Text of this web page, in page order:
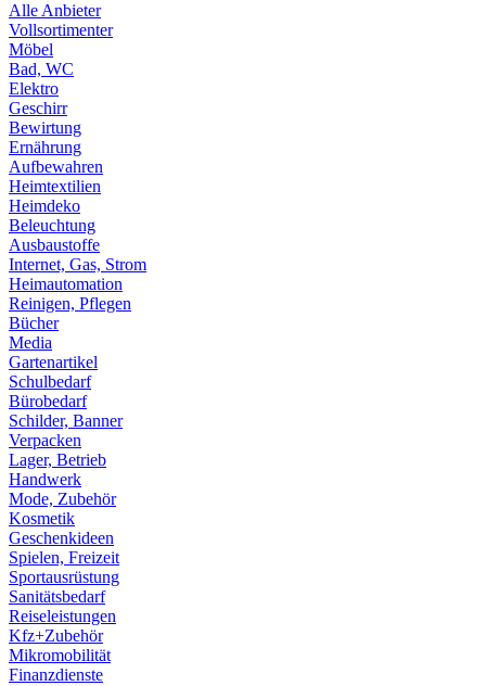
Alle Anbieter
Vollsortimenter
Möbel
Bad, WC
Elektro
Geschirr
Bewirtung
Ernährung
Aufbewahren
Heimtextilien
Heimdeko
Beleuchtung
Ausbaustoffe
Internet, Gas, Strom
Heimautomation
Reinigen, Pflegen
Bücher
Media
Gartenartikel
Schulbedarf
Bürobedarf
Schilder, Banner
Verpacken
Lager, Betrieb
Handwerk
Mode, Zubehör
Kosmetik
Geschenkideen
Spielen, Freizeit
Sportausrüstung
Sanitätsbedarf
Reiseleistungen
Kfz+Zubehör
Mikromobilität
Finanzdienste